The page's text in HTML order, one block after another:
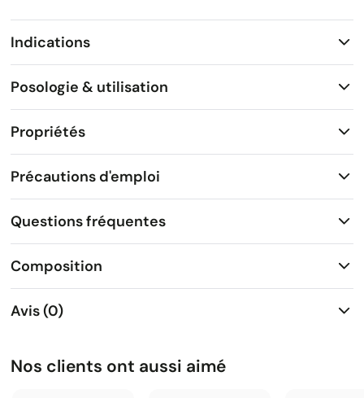
Indications
Posologie & utilisation
Propriétés
Précautions d'emploi
Questions fréquentes
Composition
Avis (0)
Nos clients ont aussi aimé